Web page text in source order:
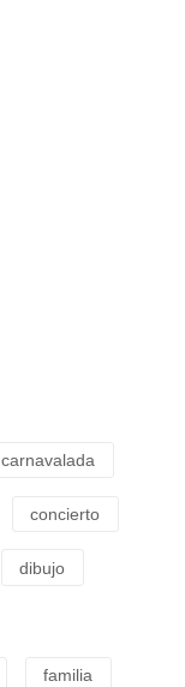
carnavalada
concierto
dibujo
familia